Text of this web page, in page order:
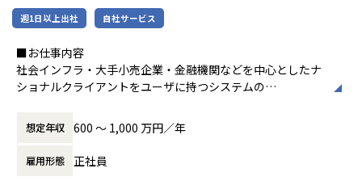
- 場所も働き方も、“次の当たり前”に──移転プロジェクト
https://note.com/aiinside/n/n3e4be78129d3
-「No More Tools, Work with Buddy」AIエージェントによ
た指針
体と連携した社会課題解決をデータドリブンに実装。
・その他：最新のLLM（大規模言語モデル）を用いた「映像
×〇〇」ソリューションの創出など、自社プラットフォーム
が持つ膨大なアセットをベースに、
次世代のサービスを定義から実装までを推進するプロジェ
＜主な業務内容＞
・API / SDK / 内部システムなど各種リソースを活用した機能
週1日以上出社 自社サービス
■お仕事内容
社会インフラ・大手小売企業・金融機関などを中心としたナ
ショナルクライアントをユーザに持つシステムの
していただきます。
一般的なSIerとは異なり、構築するシステムは当社事業の位
置づけとなります。
サービス構築の初期フェーズでは当社のスタンスを維持しな
想定年収 600 〜 1,000 万円／年
雇用形態 正社員